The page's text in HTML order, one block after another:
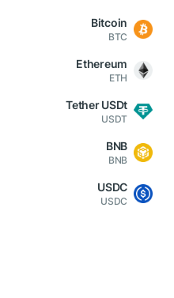
Bitcoin
BTC
Ethereum
ETH
Tether USDt
USDT
BNB
BNB
USDC
USDC